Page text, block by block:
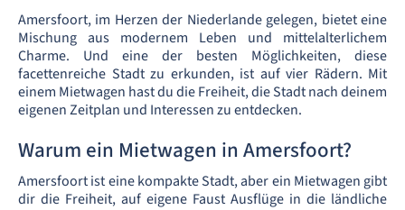
Amersfoort, im Herzen der Niederlande gelegen, bietet eine
Mischung aus modernem Leben und mittelalterlichem
Charme. Und eine der besten Möglichkeiten, diese
facettenreiche Stadt zu erkunden, ist auf vier Rädern. Mit
einem Mietwagen hast du die Freiheit, die Stadt nach deinem
eigenen Zeitplan und Interessen zu entdecken.
Warum ein Mietwagen in Amersfoort?
Amersfoort ist eine kompakte Stadt, aber ein Mietwagen gibt
dir die Freiheit, auf eigene Faust Ausflüge in die ländliche